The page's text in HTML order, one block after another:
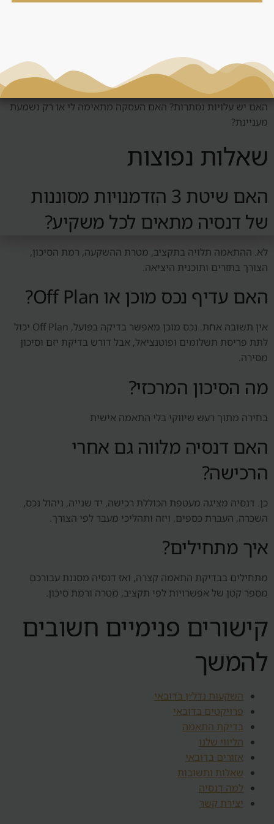
לפני החלטה סביב 3 הזדמנויות מסוננות, צריך לשאול: מי השוכר
הטבעי? האם יש ביקוש אמיתי? כמה עולה לנהל את הנכס? מה
קורה אם השוק יורד? האם אפשר למכור? האם המחיר תחרותי?
האם יש עלויות נסתרות? האם העסקה מתאימה לי או רק נשמעת
מעניינת?
שאלות נפוצות
האם שיטת 3 הזדמנויות מסוננות
של דנסיה מתאים לכל משקיע?
לא. ההתאמה תלויה בתקציב, מטרת ההשקעה, רמת הסיכון,
הצורך בתזרים ותוכנית היציאה.
האם עדיף נכס מוכן או Off Plan?
אין תשובה אחת. נכס מוכן מאפשר בדיקה בפועל, Off Plan יכול
לתת פריסת תשלומים ופוטנציאל, אבל דורש בדיקת יזם וסיכון
מסירה.
מה הסיכון המרכזי?
בחירה מתוך רעש שיווקי בלי התאמה אישית
האם דנסיה מלווה גם אחרי
הרכישה?
כן. דנסיה מציגה מעטפת הכוללת רכישה, יד שנייה, ניהול נכס,
השכרה, העברת כספים, ויזה ותהליכי מעבר לפי הצורך.
איך מתחילים?
מתחילים בבדיקת התאמה קצרה, ואז דנסיה מסננת עבורכם
מספר קטן של אפשרויות לפי תקציב, מטרה ורמת סיכון.
קישורים פנימיים חשובים
להמשך
השקעות נדל״ן בדובאי
פרויקטים בדובאי
בדיקת התאמה
הליווי שלנו
אזורים בדובאי
שאלות ותשובות
למה דנסיה
יצירת קשר